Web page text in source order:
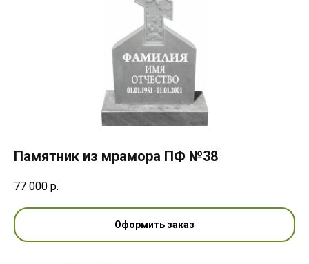
Памятник из мрамора ПФ №38
77 000 р.
Оформить заказ